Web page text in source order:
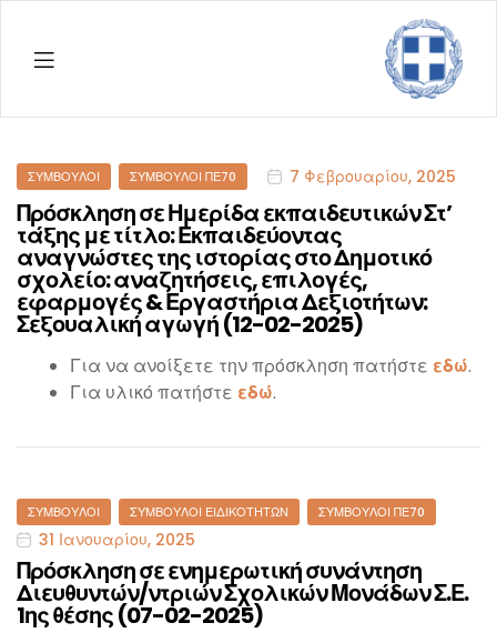
ΔΠΕ
ΣΎΜΒΟΥΛΟΙ ΣΎΜΒΟΥΛΟΙ ΠΕ70 7 Φεβρουαρίου, 2025
Πρόσκληση σε Ημερίδα εκπαιδευτικών Στ’
τάξης με τίτλο: Εκπαιδεύοντας
αναγνώστες της ιστορίας στο Δημοτικό
σχολείο: αναζητήσεις, επιλογές,
εφαρμογές & Εργαστήρια Δεξιοτήτων:
Σεξουαλική αγωγή (12-02-2025)
Για να ανοίξετε την πρόσκληση πατήστε εδώ.
Για υλικό πατήστε εδώ.
ΣΎΜΒΟΥΛΟΙ ΣΎΜΒΟΥΛΟΙ ΕΙΔΙΚΟΤΉΤΩΝ ΣΎΜΒΟΥΛΟΙ ΠΕ70
31 Ιανουαρίου, 2025
Πρόσκληση σε ενημερωτική συνάντηση
Διευθυντών/ντριών Σχολικών Μονάδων Σ.Ε.
1ης θέσης (07-02-2025)